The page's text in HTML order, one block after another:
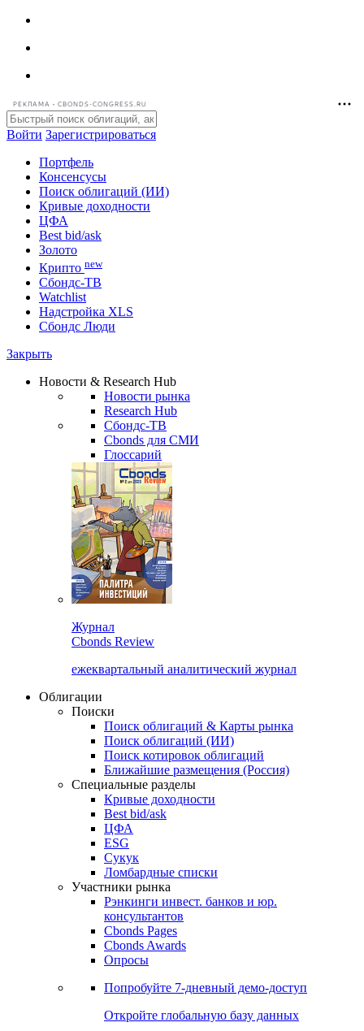
РЕКЛАМА • CBONDS-CONGRESS.RU
Войти Зарегистрироваться
Портфель
Консенсусы
Поиск облигаций (ИИ)
Кривые доходности
ЦФА
Best bid/ask
Золото
Крипто new
Watchlist
Сбондс Люди
Новости & Research Hub
Новости рынка
Research Hub
Сбондс-ТВ
Cbonds для СМИ
Глоссарий
Cbonds Review
ежеквартальный аналитический журнал
Облигации
Поиски
Поиск облигаций & Карты рынка
Поиск облигаций (ИИ)
Поиск котировок облигаций
Ближайшие размещения (Россия)
Специальные разделы
Кривые доходности
Best bid/ask
ЦФА
ESG
Сукук
Ломбардные списки
Участники рынка
Рэнкинги инвест. банков и юр.
Cbonds Pages
Опросы